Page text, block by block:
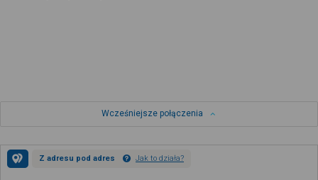
Wcześniejsze połączenia
Z adresu pod adres Jak to działa?